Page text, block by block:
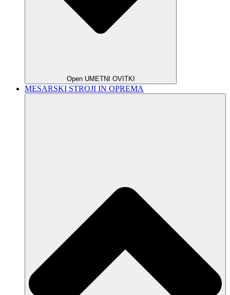
Open UMETNI OVITKI
MESARSKI STROJI IN OPREMA